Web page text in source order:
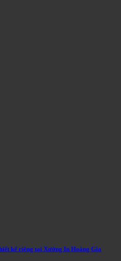
kế riêng tại Xưởng In Hoàng Gia